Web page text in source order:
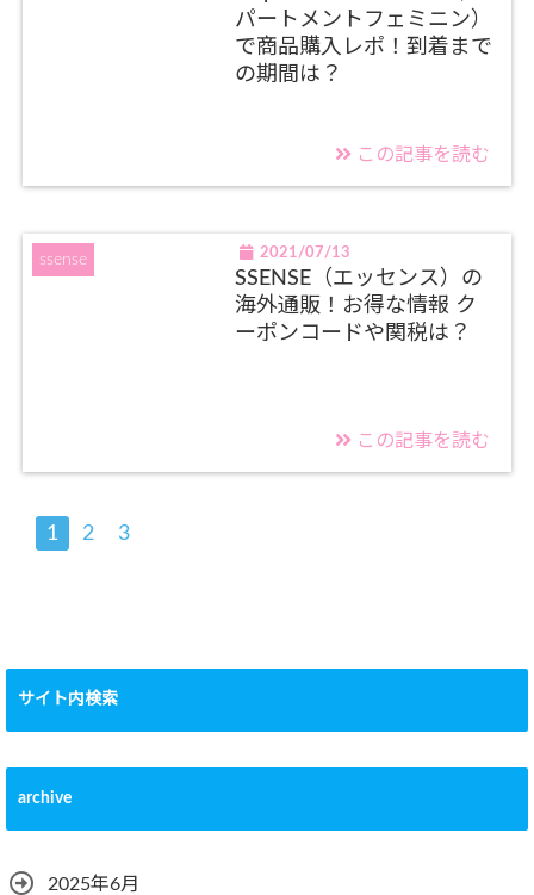
パートメントフェミニン）
で商品購入レポ！到着まで
の期間は？
この記事を読む
ssense 2021/07/13
SSENSE（エッセンス）の
海外通販！お得な情報 ク
ーポンコードや関税は？
この記事を読む
1 2 3
サイト内検索
archive
2025年6月